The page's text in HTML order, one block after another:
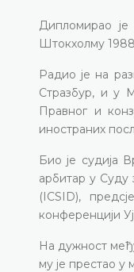
Дипломирао
Штокхолму
Радио је на
Стразбур, и у
Правног и
иностраних
Био је судија
арбитар у
(ICSID),
конференцији
На дужност
му је престао у